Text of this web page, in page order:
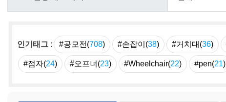
인기태그 : #공모전(708) #손잡이(38) #거치대(36)
#점자(24) #오프너(23) #Wheelchair(22) #pen(21)